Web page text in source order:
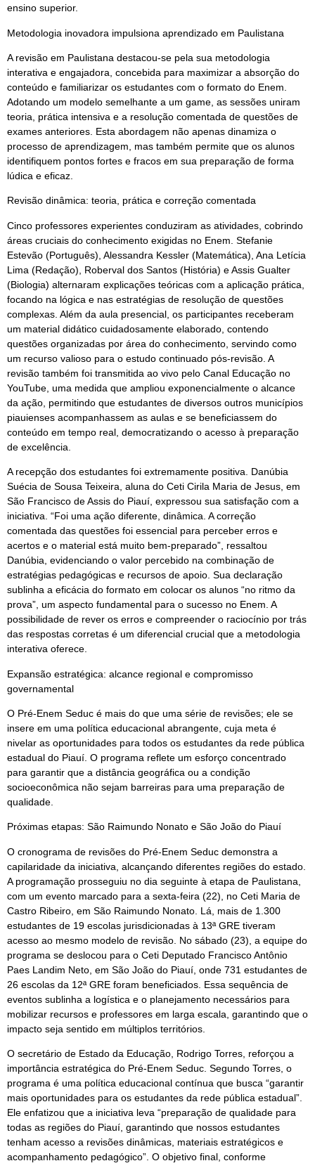
ensino superior.
Metodologia inovadora impulsiona aprendizado em Paulistana
A revisão em Paulistana destacou-se pela sua metodologia
interativa e engajadora, concebida para maximizar a absorção do
conteúdo e familiarizar os estudantes com o formato do Enem.
Adotando um modelo semelhante a um game, as sessões uniram
teoria, prática intensiva e a resolução comentada de questões de
exames anteriores. Esta abordagem não apenas dinamiza o
processo de aprendizagem, mas também permite que os alunos
identifiquem pontos fortes e fracos em sua preparação de forma
lúdica e eficaz.
Revisão dinâmica: teoria, prática e correção comentada
Cinco professores experientes conduziram as atividades, cobrindo
áreas cruciais do conhecimento exigidas no Enem. Stefanie
Estevão (Português), Alessandra Kessler (Matemática), Ana Letícia
Lima (Redação), Roberval dos Santos (História) e Assis Gualter
(Biologia) alternaram explicações teóricas com a aplicação prática,
focando na lógica e nas estratégias de resolução de questões
complexas. Além da aula presencial, os participantes receberam
um material didático cuidadosamente elaborado, contendo
questões organizadas por área do conhecimento, servindo como
um recurso valioso para o estudo continuado pós-revisão. A
revisão também foi transmitida ao vivo pelo Canal Educação no
YouTube, uma medida que ampliou exponencialmente o alcance
da ação, permitindo que estudantes de diversos outros municípios
piauienses acompanhassem as aulas e se beneficiassem do
conteúdo em tempo real, democratizando o acesso à preparação
de excelência.
A recepção dos estudantes foi extremamente positiva. Danúbia
Suécia de Sousa Teixeira, aluna do Ceti Cirila Maria de Jesus, em
São Francisco de Assis do Piauí, expressou sua satisfação com a
iniciativa. “Foi uma ação diferente, dinâmica. A correção
comentada das questões foi essencial para perceber erros e
acertos e o material está muito bem-preparado”, ressaltou
Danúbia, evidenciando o valor percebido na combinação de
estratégias pedagógicas e recursos de apoio. Sua declaração
sublinha a eficácia do formato em colocar os alunos “no ritmo da
prova”, um aspecto fundamental para o sucesso no Enem. A
possibilidade de rever os erros e compreender o raciocínio por trás
das respostas corretas é um diferencial crucial que a metodologia
interativa oferece.
Expansão estratégica: alcance regional e compromisso
governamental
O Pré-Enem Seduc é mais do que uma série de revisões; ele se
insere em uma política educacional abrangente, cuja meta é
nivelar as oportunidades para todos os estudantes da rede pública
estadual do Piauí. O programa reflete um esforço concentrado
para garantir que a distância geográfica ou a condição
socioeconômica não sejam barreiras para uma preparação de
qualidade.
Próximas etapas: São Raimundo Nonato e São João do Piauí
O cronograma de revisões do Pré-Enem Seduc demonstra a
capilaridade da iniciativa, alcançando diferentes regiões do estado.
A programação prosseguiu no dia seguinte à etapa de Paulistana,
com um evento marcado para a sexta-feira (22), no Ceti Maria de
Castro Ribeiro, em São Raimundo Nonato. Lá, mais de 1.300
estudantes de 19 escolas jurisdicionadas à 13ª GRE tiveram
acesso ao mesmo modelo de revisão. No sábado (23), a equipe do
programa se deslocou para o Ceti Deputado Francisco Antônio
Paes Landim Neto, em São João do Piauí, onde 731 estudantes de
26 escolas da 12ª GRE foram beneficiados. Essa sequência de
eventos sublinha a logística e o planejamento necessários para
mobilizar recursos e professores em larga escala, garantindo que o
impacto seja sentido em múltiplos territórios.
O secretário de Estado da Educação, Rodrigo Torres, reforçou a
importância estratégica do Pré-Enem Seduc. Segundo Torres, o
programa é uma política educacional contínua que busca “garantir
mais oportunidades para os estudantes da rede pública estadual”.
Ele enfatizou que a iniciativa leva “preparação de qualidade para
todas as regiões do Piauí, garantindo que nossos estudantes
tenham acesso a revisões dinâmicas, materiais estratégicos e
acompanhamento pedagógico”. O objetivo final, conforme